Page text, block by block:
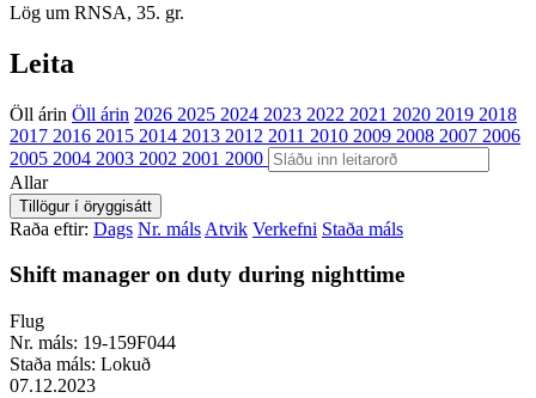
Lög um RNSA, 35. gr.
Leita
Öll árin Öll árin 2026 2025 2024 2023 2022 2021 2020 2019 2018
2017 2016 2015 2014 2013 2012 2011 2010 2009 2008 2007 2006
2005 2004 2003 2002 2001 2000
Allar
Raða eftir: Dags Nr. máls Atvik Verkefni Staða máls
Shift manager on duty during nighttime
Flug
Nr. máls: 19-159F044
Staða máls: Lokuð
07.12.2023